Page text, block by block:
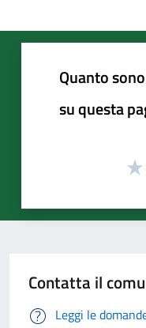
Quanto
su questa
Contatta il
Leggi le